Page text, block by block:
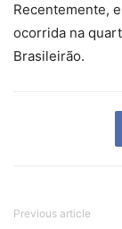
Recentemente,
ocorrida na
Brasileirão.
Previous article